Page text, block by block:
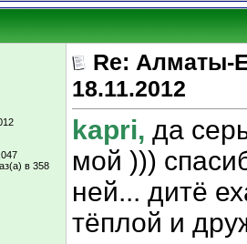
в 358
Re: Алматы-
18.11.2012
kapri, да
мой )))
ней... дитё
тёплой и